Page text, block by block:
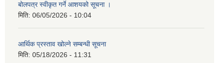
बोलपत्र स्वीकृत गर्ने आशयको सूचना ।
मिति: 06/05/2026 - 10:04
आर्थिक प्रस्ताव खोल्ने सम्बन्धी सूचना
मिति: 05/18/2026 - 11:31